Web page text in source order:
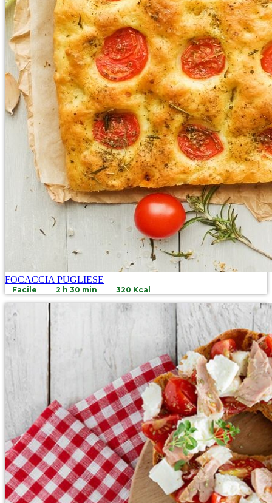
FOCACCIA PUGLIESE
Facile 2 h 30 min 320 Kcal